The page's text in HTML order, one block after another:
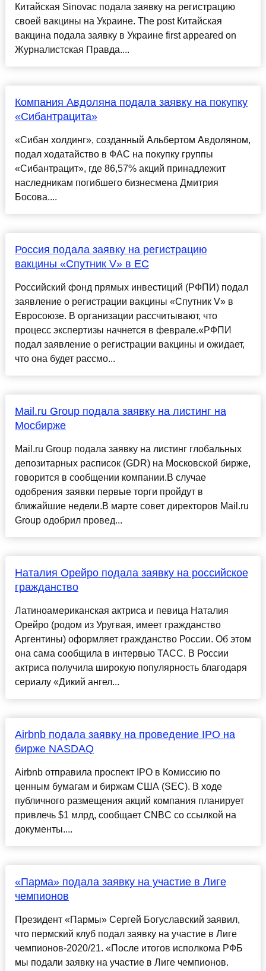
Китайская Sinovac подала заявку на регистрацию
своей вакцины на Украине. The post Китайская
вакцина подала заявку в Украине first appeared on
Журналистская Правда....
Компания Авдоляна подала заявку на покупку
«Сибантрацита»
«Сибан холдинг», созданный Альбертом Авдоляном,
подал ходатайство в ФАС на покупку группы
«Сибантрацит», где 86,57% акций принадлежит
наследникам погибшего бизнесмена Дмитрия
Босова....
Россия подала заявку на регистрацию
вакцины «Спутник V» в ЕС
Российский фонд прямых инвестиций (РФПИ) подал
заявление о регистрации вакцины «Спутник V» в
Евросоюзе. В организации рассчитывают, что
процесс экспертизы начнется в феврале.«РФПИ
подал заявление о регистрации вакцины и ожидает,
что она будет рассмо...
Mail.ru Group подала заявку на листинг на
Мосбирже
Mail.ru Group подала заявку на листинг глобальных
депозитарных расписок (GDR) на Московской бирже,
говорится в сообщении компании.В случае
одобрения заявки первые торги пройдут в
ближайшие недели.В марте совет директоров Mail.ru
Group одобрил провед...
Наталия Орейро подала заявку на российское
гражданство
Латиноамериканская актриса и певица Наталия
Орейро (родом из Уругвая, имеет гражданство
Аргентины) оформляет гражданство России. Об этом
она сама сообщила в интервью ТАСС. В России
актриса получила широкую популярность благодаря
сериалу «Дикий ангел...
Airbnb подала заявку на проведение IPO на
бирже NASDAQ
Airbnb отправила проспект IPO в Комиссию по
ценным бумагам и биржам США (SEC). В ходе
публичного размещения акций компания планирует
привлечь $1 млрд, сообщает CNBC со ссылкой на
документы....
«Парма» подала заявку на участие в Лиге
чемпионов
Президент «Пармы» Сергей Богуславский заявил,
что пермский клуб подал заявку на участие в Лиге
чемпионов-2020/21. «После итогов исполкома РФБ
мы подали заявку на участие в Лиге чемпионов.